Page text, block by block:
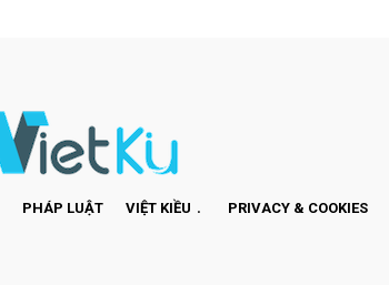
PHÁP LUẬT VIỆT KIỀU PRIVACY & COOKIES